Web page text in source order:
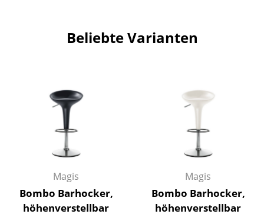
Decken
Teppiche
Vorhänge
... alle Accessoires
Beliebte Varianten
Magis
Bombo Barhocker,
höhenverstellbar
Magis
Bombo Barhocker,
höhenverstellbar